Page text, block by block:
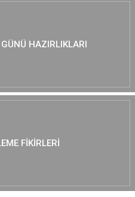
HAZIRLIKLARI
FIKIRLERI